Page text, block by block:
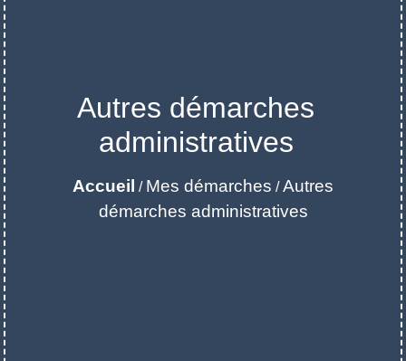
Autres démarches
administratives
Accueil / Mes démarches /Autres
démarches administratives